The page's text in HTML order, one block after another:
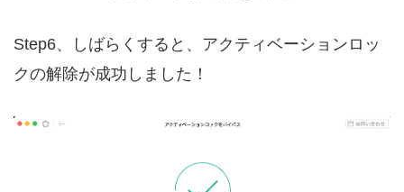
Step6、しばらくすると、アクティベーションロッ
クの解除が成功しました！